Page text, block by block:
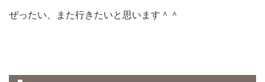
ぜったい、また行きたいと思います＾＾